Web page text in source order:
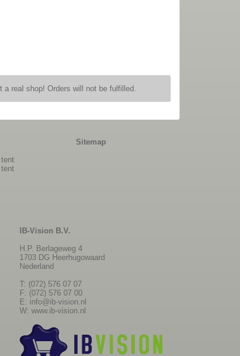
a real shop! Orders will not be fulfilled.
Sitemap
IB-Vision B.V.
H.P. Berlageweg 4
1703 DG Heerhugowaard
Nederland
T: (072) 576 07 07
F: (072) 576 07 00
E: info@ib-vision.nl
W: www.ib-vision.nl